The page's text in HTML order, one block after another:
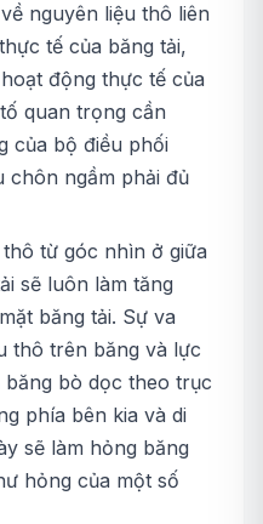
nguyên liệu thô liên
tế của băng tải,
động thực tế của
quan trọng cần
của bộ điều phối
chôn ngầm phải đủ
từ góc nhìn ở giữa
sẽ luôn làm tăng
băng tải. Sự va
thô trên băng và lực
bò dọc theo trục
phía bên kia và di
sẽ làm hỏng băng
hỏng của một số